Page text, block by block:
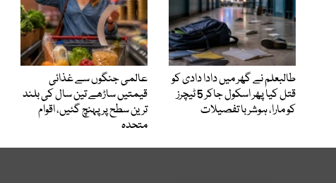
طالبعلم نے گھر میں دادا دادی کو
قتل کیا پھر اسکول جاکر 5 ٹیچرز
کو مارا، ہوشربا تفصیلات
عالمی جنگوں سے غذائی
قیمتیں ساڑھے تین سال کی بلند
ترین سطح پر پہنچ گئیں، اقوام
متحدہ